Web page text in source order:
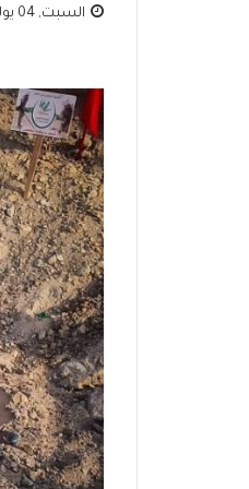
السبت, 04 يوليو 2026 - 08:41 م